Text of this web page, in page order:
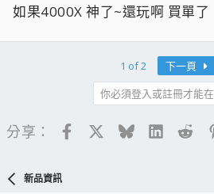
如果4000X 神了~還玩啊 買單了
1 of 2 下一頁
你必須登入或註冊才能
分享： FacebookBluesky
新品資訊